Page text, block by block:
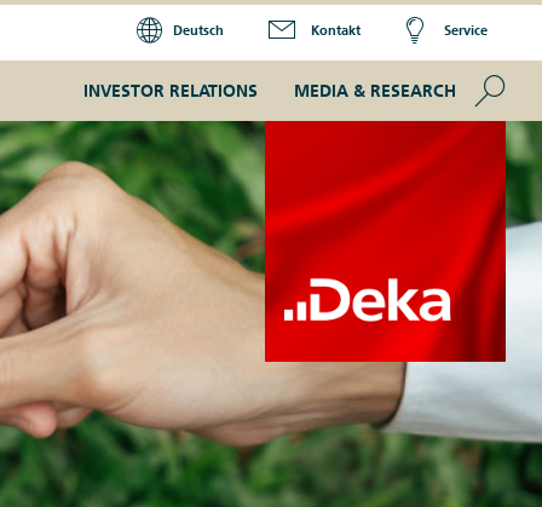
Deutsch Kontakt Service
INVESTOR RELATIONS MEDIA & RESEARCH